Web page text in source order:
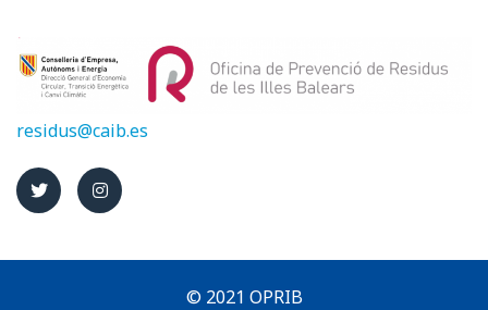
residus@caib.es
© 2021 OPRIB